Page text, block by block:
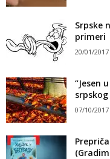
Srpske
primeri
20/01/2017
“Jesen
07/10/2017